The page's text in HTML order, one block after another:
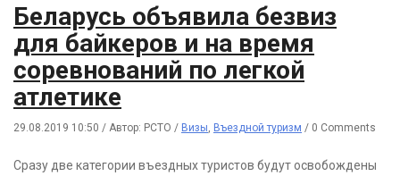
Беларусь объявила безвиз
для байкеров и на время
соревнований по легкой
атлетике
29.08.2019 10:50 / Автор: РСТО / Визы, Въездной туризм / 0 Comments
Сразу две категории въездных туристов будут освобождены